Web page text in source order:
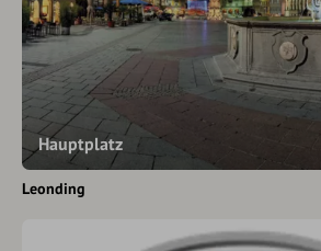
Hauptplatz
Leonding